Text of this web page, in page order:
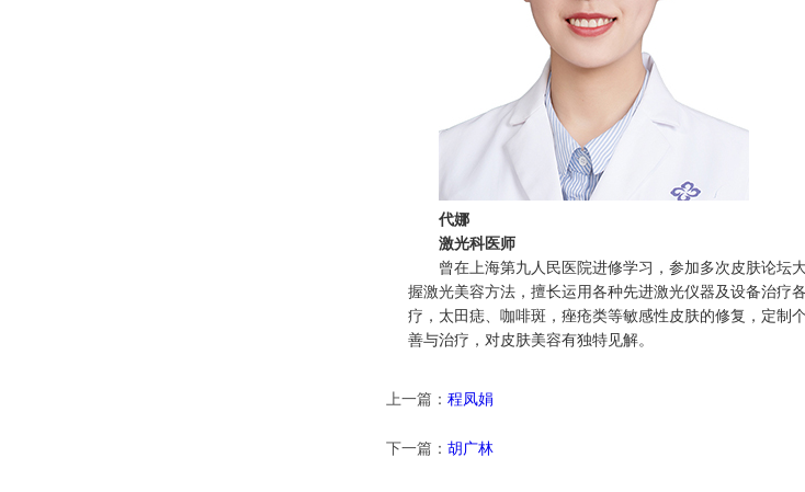
代娜
激光科医师
曾在上海第九人民医院进修学习，参加多次皮肤论坛
握激光美容方法，擅长运用各种先进激光仪器及设备治疗
疗，太田痣、咖啡斑，痤疮类等敏感性皮肤的修复，定制
善与治疗，对皮肤美容有独特见解。
上一篇： 程凤娟
下一篇： 胡广林